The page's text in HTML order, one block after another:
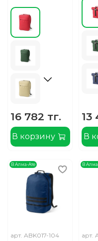
16 782 тг.
В корзину
13
В
В Алма-Ате
арт. ABK017-104
В
арт.